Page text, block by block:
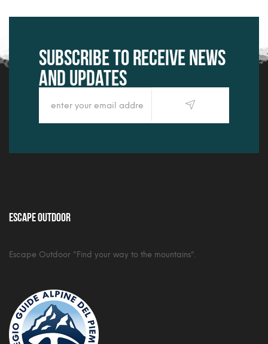
Subscribe to receive news
and updates
Escape Outdoor
Escape Outdoor "Find your way to the mountains".